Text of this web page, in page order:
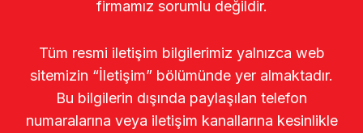
firmamız sorumlu değildir.
Tüm resmi iletişim bilgilerimiz yalnızca web
sitemizin “İletişim” bölümünde yer almaktadır.
Bu bilgilerin dışında paylaşılan telefon
numaralarına veya iletişim kanallarına kesinlikle